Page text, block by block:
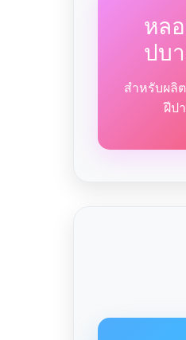
หล
ปบ
สำหรับผ
ฝีป